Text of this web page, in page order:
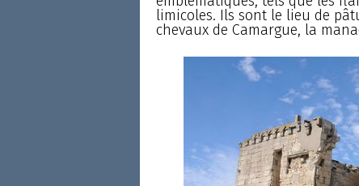
limicoles. Ils sont le lieu de
chevaux de Camargue, la